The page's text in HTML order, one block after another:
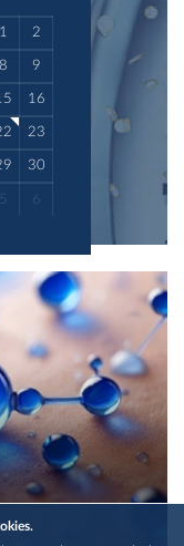
1 2
8 9
16
23
30
5 6